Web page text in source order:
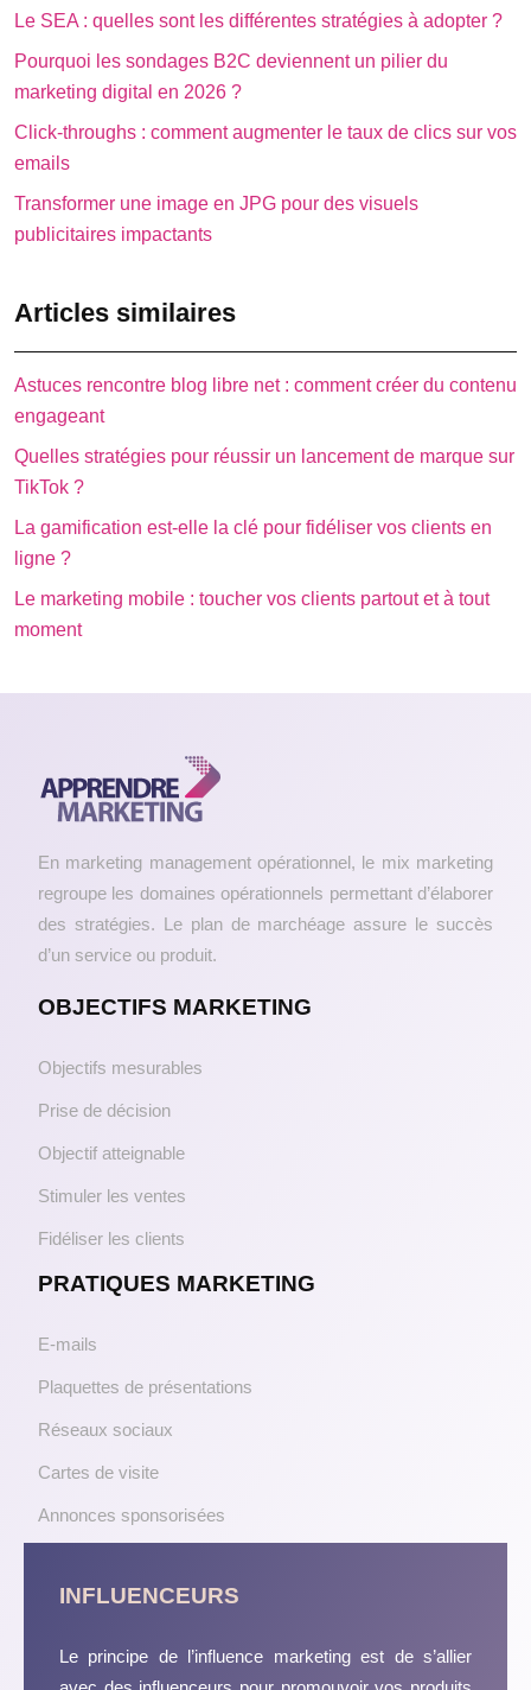
Le SEA : quelles sont les différentes stratégies à adopter ?
Pourquoi les sondages B2C deviennent un pilier du
marketing digital en 2026 ?
Click-throughs : comment augmenter le taux de clics sur vos
emails
Transformer une image en JPG pour des visuels
publicitaires impactants
Articles similaires
Astuces rencontre blog libre net : comment créer du contenu
engageant
Quelles stratégies pour réussir un lancement de marque sur
TikTok ?
La gamification est-elle la clé pour fidéliser vos clients en
ligne ?
Le marketing mobile : toucher vos clients partout et à tout
moment
En marketing management opérationnel, le mix marketing
regroupe les domaines opérationnels permettant d’élaborer
des stratégies. Le plan de marchéage assure le succès
d’un service ou produit.
OBJECTIFS MARKETING
Objectifs mesurables
Prise de décision
Objectif atteignable
Stimuler les ventes
Fidéliser les clients
PRATIQUES MARKETING
E-mails
Plaquettes de présentations
Réseaux sociaux
Cartes de visite
Annonces sponsorisées
INFLUENCEURS
Le principe de l’influence marketing est de s’allier